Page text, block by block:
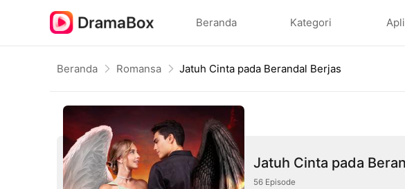
Beranda Kategori
Beranda Romansa Jatuh Cinta pada Berandal Berjas
Jatuh Cinta pada
56 Episode